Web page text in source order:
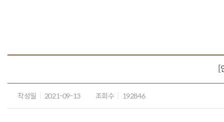
[
작성일 2021-09-13 조회수 192846